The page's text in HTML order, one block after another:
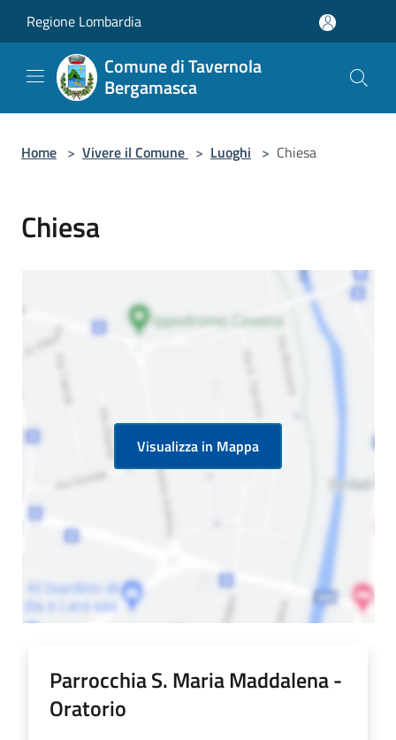
Regione Lombardia
Comune di Tavernola
Bergamasca
Home > Vivere il Comune > Luoghi > Chiesa
Chiesa
Visualizza in Mappa
Parrocchia S. Maria Maddalena -
Oratorio